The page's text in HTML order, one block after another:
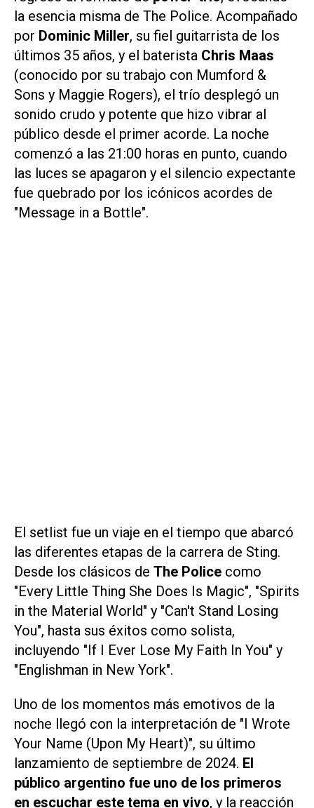
la esencia misma de The Police. Acompañado
por Dominic Miller, su fiel guitarrista de los
últimos 35 años, y el baterista Chris Maas
(conocido por su trabajo con Mumford &
Sons y Maggie Rogers), el trío desplegó un
sonido crudo y potente que hizo vibrar al
público desde el primer acorde. La noche
comenzó a las 21:00 horas en punto, cuando
las luces se apagaron y el silencio expectante
fue quebrado por los icónicos acordes de
"Message in a Bottle".
El setlist fue un viaje en el tiempo que abarcó
las diferentes etapas de la carrera de Sting.
Desde los clásicos de The Police como
"Every Little Thing She Does Is Magic", "Spirits
in the Material World" y "Can't Stand Losing
You", hasta sus éxitos como solista,
incluyendo "If I Ever Lose My Faith In You" y
"Englishman in New York".
Uno de los momentos más emotivos de la
noche llegó con la interpretación de "I Wrote
Your Name (Upon My Heart)", su último
lanzamiento de septiembre de 2024. El
público argentino fue uno de los primeros
en escuchar este tema en vivo, y la reacción